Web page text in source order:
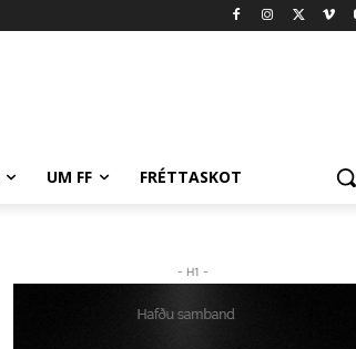
UM FF FRÉTTASKOT
- H1 -